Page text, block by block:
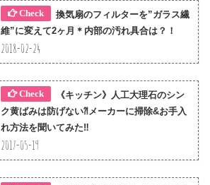
換気扇のフィルターを”ガラス繊
維”に変えて2ヶ月＊内部の汚れ具合は？！
2018-02-24
《キッチン》人工大理石のシン
ク黄ばみは防げない⁈メーカーに掃除&お手入
れ方法を聞いてみた‼︎
2017-05-19